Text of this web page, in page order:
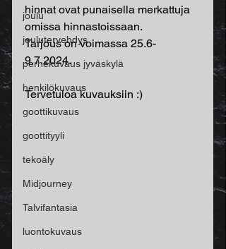
joulu
joulutervehdys
perhekuvaus jyväskylä
henkilökuvaus
goottikuvaus
goottityyli
tekoäly
Midjourney
Talvifantasia
luontokuvaus
hinnat ovat punaisella merkattuja
omissa hinnastoissaan.
Tarjous on voimassa 25.6-
9.7.2024.
Tervetuloa kuvauksiin :)